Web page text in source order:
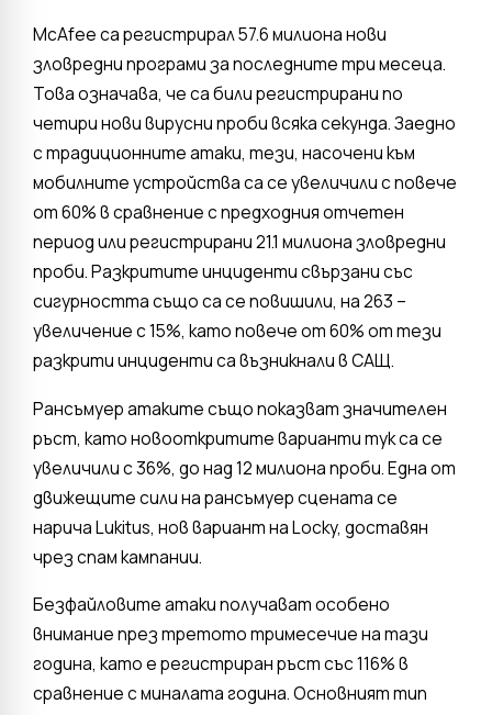
McAfee са регистрирал 57.6 милиона нови
зловредни програми за последните три месеца.
Това означава, че са били регистрирани по
четири нови вирусни проби всяка секунда. Заедно
с традиционните атаки, тези, насочени към
мобилните устройства са се увеличили с повече
от 60% в сравнение с предходния отчетен
период или регистрирани 21.1 милиона зловредни
проби. Разкритите инциденти свързани със
сигурността също са се повишили, на 263 –
увеличение с 15%, като повече от 60% от тези
разкрити инциденти са възникнали в САЩ.
Рансъмуер атаките също показват значителен
ръст, като новооткритите варианти тук са се
увеличили с 36%, до над 12 милиона проби. Една от
движещите сили на рансъмуер сцената се
нарича Lukitus, нов вариант на Locky, доставян
чрез спам кампании.
Безфайловите атаки получават особено
внимание през третото тримесечие на тази
година, като е регистриран ръст със 116% в
сравнение с миналата година. Основният тип